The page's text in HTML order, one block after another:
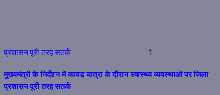
प्रशासन पूरी तरह सतर्क 1
मुख्यमंत्री के निर्देशन में कांवड़ यात्रा के दौरान स्वास्थ्य व्यवस्थाओं पर जिला
प्रशासन पूरी तरह सतर्क